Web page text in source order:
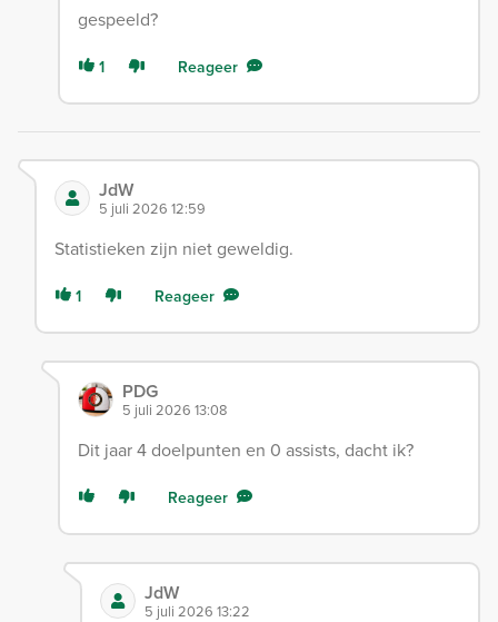
gespeeld?
1 Reageer
JdW
5 juli 2026 12:59
Statistieken zijn niet geweldig.
1 Reageer
PDG
5 juli 2026 13:08
Dit jaar 4 doelpunten en 0 assists, dacht ik?
Reageer
JdW
5 juli 2026 13:22